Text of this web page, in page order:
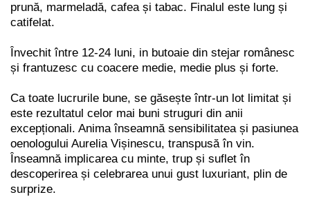
prună, marmeladă, cafea și tabac. Finalul este lung și
catifelat.
Învechit între 12-24 luni, in butoaie din stejar românesc
și frantuzesc cu coacere medie, medie plus și forte.
Ca toate lucrurile bune, se găsește într-un lot limitat și
este rezultatul celor mai buni struguri din anii
excepționali. Anima înseamnă sensibilitatea și pasiunea
oenologului Aurelia Vișinescu, transpusă în vin.
Înseamnă implicarea cu minte, trup și suflet în
descoperirea și celebrarea unui gust luxuriant, plin de
surprize.